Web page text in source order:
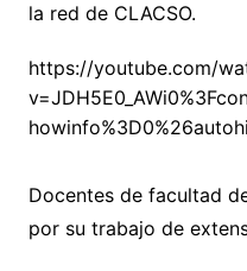
la red de CLACSO.
https://youtube.com/
Docentes de facultad
por su trabajo de